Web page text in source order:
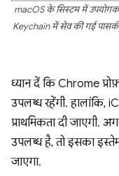
macOS के सिस्टम में
Keychain में सेव की गई
ध्यान दें कि Chrome
उपलब्ध रहेंगी. हालांकि,
प्राथमिकता दी जाएगी.
उपलब्ध है, तो इसका
जाएगा.